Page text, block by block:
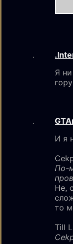
Я
И я
По-
Не,
то
Till